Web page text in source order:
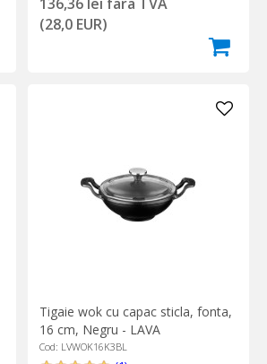
(28,0 EUR)
Tigaie wok cu capac sticla, fonta,
16 cm, Negru - LAVA
Cod: LVWOK16K3BL